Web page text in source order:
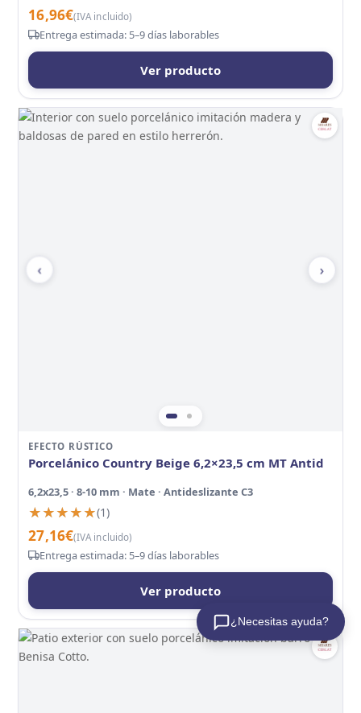
16,96€(IVA incluido)
Entrega estimada: 5–9 días laborables
Ver producto
‹ ›
EFECTO RÚSTICO
Porcelánico Country Beige 6,2×23,5 cm MT Antid
6,2x23,5 · 8-10 mm · Mate · Antideslizante C3
★★★★★
★★★★★(1)
27,16€(IVA incluido)
Entrega estimada: 5–9 días laborables
Ver producto
¿Necesitas ayuda?